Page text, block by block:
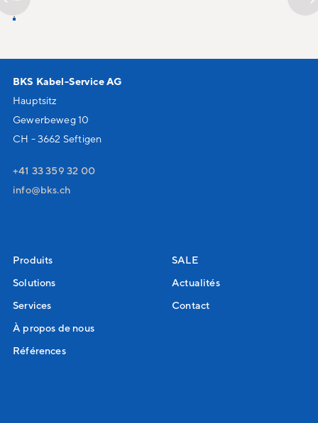
BKS Kabel-Service AG
Hauptsitz
Gewerbeweg 10
CH - 3662 Seftigen
+41 33 359 32 00
nf
bks ch
Produits
Solutions
Services
À propos de nous
Références
SALE
Actualités
Contact